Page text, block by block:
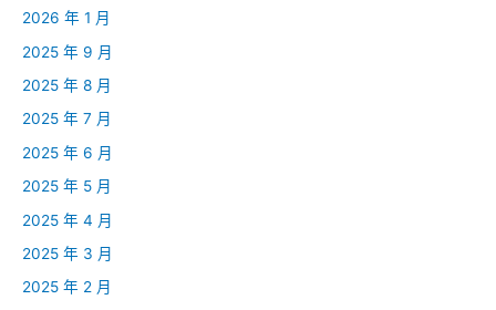
2026 年 1 月
2025 年 9 月
2025 年 8 月
2025 年 7 月
2025 年 6 月
2025 年 5 月
2025 年 4 月
2025 年 3 月
2025 年 2 月